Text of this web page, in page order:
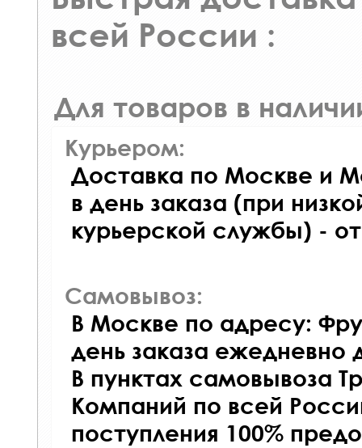
всей России :
Для товаров в
Курьером:
Доставка по Москве и
в день заказа (при
курьерской службы) -
Самовывоз:
В Москве по адресу:
день заказа ежедневно
В пунктах самовывоза
Компаний по всей
поступления 100%